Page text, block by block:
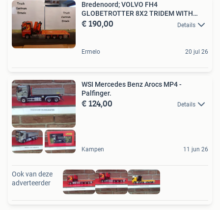
Bredenoord; VOLVO FH4
GLOBETROTTER 8X2 TRIDEM WITH
PALFINGER
€ 190,00 Details
Ermelo 20 jul 26
WSI Mercedes Benz Arocs MP4 -
Palfinger.
€ 124,00 Details
Kampen 11 jun 26
Ook van deze
adverteerder